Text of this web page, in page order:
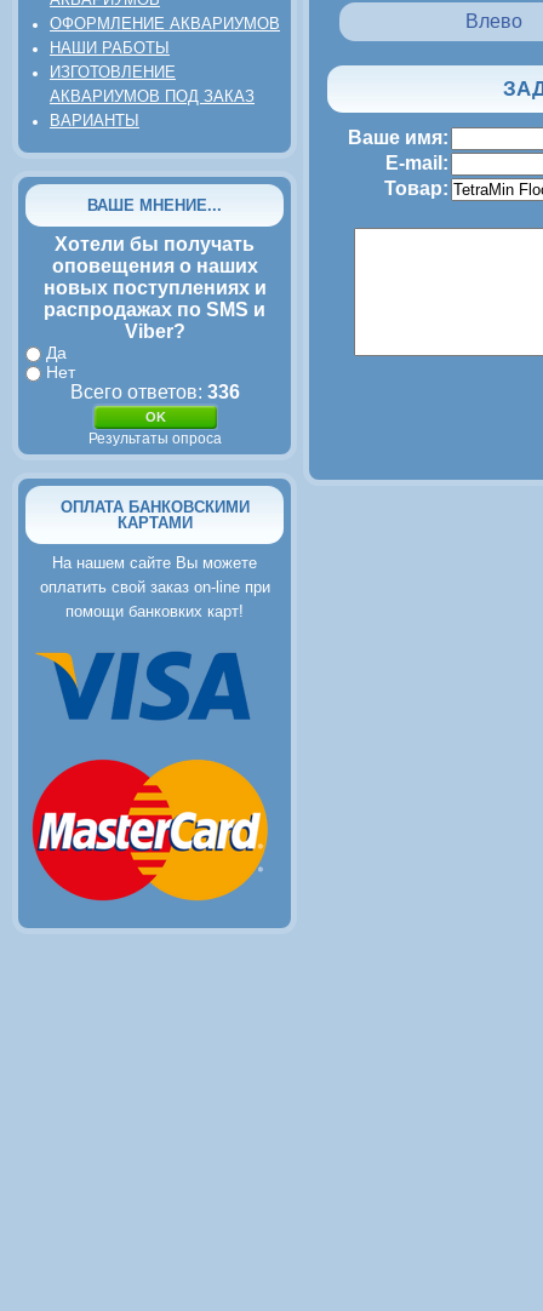
ОФОРМЛЕНИЕ АКВАРИУМОВ
НАШИ РАБОТЫ
ИЗГОТОВЛЕНИЕ
АКВАРИУМОВ ПОД ЗАКАЗ
ВАРИАНТЫ
ВАШЕ МНЕНИЕ...
Хотели бы получать
оповещения о наших
новых поступлениях и
распродажах по SMS и
Viber?
Да
Нет
Всего ответов: 336
Результаты опроса
ОПЛАТА БАНКОВСКИМИ
КАРТАМИ
На нашем сайте Вы можете
оплатить свой заказ on-line при
помощи банковких карт!
Влево
Ваше имя:
E-mail:
Товар: